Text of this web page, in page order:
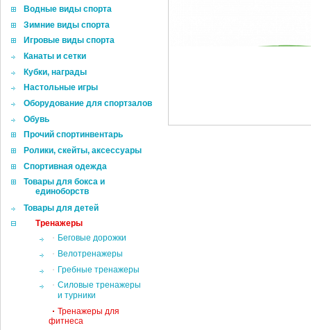
Водные виды спорта
Зимние виды спорта
Игровые виды спорта
Канаты и сетки
Кубки, награды
Настольные игры
Оборудование для спортзалов
Обувь
Прочий спортинвентарь
Ролики, скейты, аксессуары
Спортивная одежда
Товары для бокса и
единоборств
Товары для детей
Тренажеры
Беговые дорожки
Велотренажеры
Гребные тренажеры
Силовые тренажеры
и турники
Тренажеры для
фитнеса